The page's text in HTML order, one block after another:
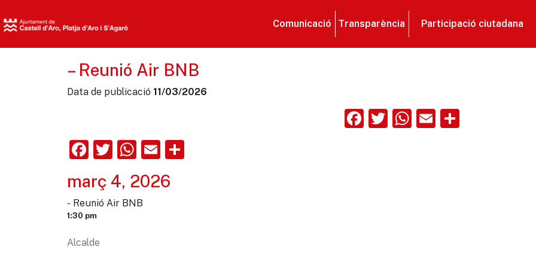
Comunicació Transparència Participació ciutadana
– Reunió Air BNB
Data de publicació 11/03/2026
Facebook
Twitter
WhatsApp
Email
Facebook
Twitter
WhatsApp
Email
març 4, 2026
- Reunió Air BNB
1:30 pm
Alcalde